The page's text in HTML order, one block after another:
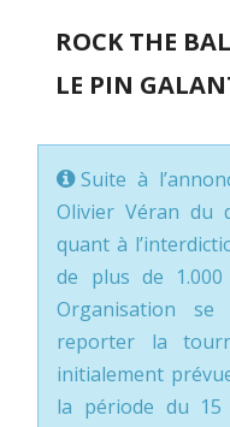
ROCK THE
LE PIN
Suite à
Olivier Véran du
quant à
de plus de
Organisation
reporter la
initialement
la période du 15